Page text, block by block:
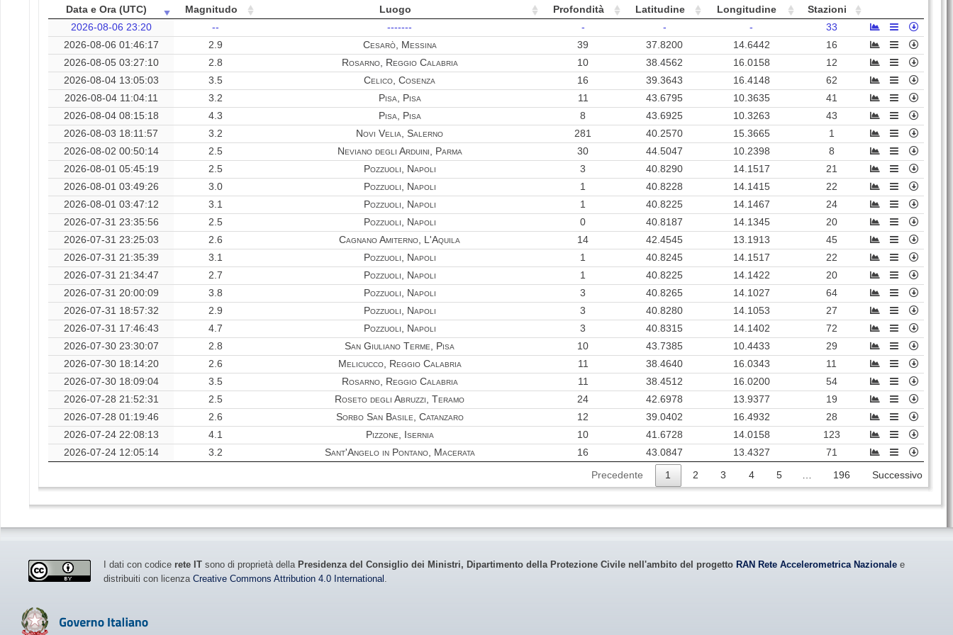
0.27 ACR 35 19127 Acri (
0.26 TGN 90 7186 Teggiano (SA)
0.26 VGG7 2758 Viggianello ( PZ)
0.24 SMR 1287 San Mauro Forte (MT )
0.23 SBR 34 74173 Corigliano-Rossano (CS)
0.23 NCH 67413 Lamezia Terme ( CZ
0.22 VGG 2758 Viggianello ( PZ)
0.20 GRM 70 1568 Grumento Nova (PZ)
0.19 MRN3 3870 Marsico Nuovo (PZ
0.18 LRS 12017 Lauria (PZ
0.18 RSN 50 74173 Corigliano-Rossano (CS)
0.18 ALD 1184 Albidona (CS )
0.18 PLC 17685 Policoro (MT)
0.18 SPS 51 4283 Spezzano della Sila (CS)
0.17 PGA 6783 Pignola (PZ
0.17 SPA 220 San Paolo Albanese ( PZ)
0.17 BRN 93 3855 Brienza (PZ)
0.16 CTN 97 85609 Catanzaro (CZ)
0.14 MLR 3631 Moliterno (PZ)
0.13 PNI 67 2031 Parenti (CS)
0.13 COR 70 1158 Colosimi (CS)
0.12 SNZ 75 2372 Sanza (SA)
Data e Ora (UTC)
Magnitudo Luogo Profondità Latitudine Longitudine
Stazioni
2026-08-06 23:20
-- ------- - - -
33
2026-08-06 01:46:17
2.9 Cesarò, Messina 39 37.8200 14.6442
16
2026-08-05 03:27:10
2.8 Rosarno, Reggio Calabria 10 38.4562 16.0158
12
2026-08-04 13:05:03
3.5 Celico, Cosenza 16 39.3643 16.4148
62
2026-08-04 11:04:11
3.2 Pisa, Pisa 11 43.6795 10.3635
41
2026-08-04 08:15:18
4.3 Pisa, Pisa 8 43.6925 10.3263
43
2026-08-03 18:11:57
3.2 Novi Velia, Salerno 281 40.2570 15.3665
1
2026-08-02 00:50:14
2.5 Neviano degli Arduini, Parma 30 44.5047 10.2398
8
2026-08-01 05:45:19
2.5 Pozzuoli, Napoli 3 40.8290 14.1517
21
2026-08-01 03:49:26
3.0 Pozzuoli, Napoli 1 40.8228 14.1415
22
2026-08-01 03:47:12
3.1 Pozzuoli, Napoli 1 40.8225 14.1467
24
2026-07-31 23:35:56
2.5 Pozzuoli, Napoli 0 40.8187 14.1345
20
2026-07-31 23:25:03
2.6 Cagnano Amiterno, L'Aquila 14 42.4545 13.1913
45
2026-07-31 21:35:39
3.1 Pozzuoli, Napoli 1 40.8245 14.1517
22
2026-07-31 21:34:47
2.7 Pozzuoli, Napoli 1 40.8225 14.1422
20
2026-07-31 20:00:09
3.8 Pozzuoli, Napoli 3 40.8265 14.1027
64
2026-07-31 18:57:32
2.9 Pozzuoli, Napoli 3 40.8280 14.1053
27
2026-07-31 17:46:43
4.7 Pozzuoli, Napoli 3 40.8315 14.1402
72
2026-07-30 23:30:07
2.8 San Giuliano Terme, Pisa 10 43.7385 10.4433
29
2026-07-30 18:14:20
2.6 Melicucco, Reggio Calabria 11 38.4640 16.0343
11
2026-07-30 18:09:04
3.5 Rosarno, Reggio Calabria 11 38.4512 16.0200
54
2026-07-28 21:52:31
2.5 Roseto degli Abruzzi, Teramo 24 42.6978 13.9377
19
2026-07-28 01:19:46
2.6 Sorbo San Basile, Catanzaro 12 39.0402 16.4932
28
2026-07-24 22:08:13
4.1 Pizzone, Isernia 10 41.6728 14.0158
123
2026-07-24 12:05:14
3.2 Sant'Angelo in Pontano, Macerata 16 43.0847 13.4327 71
Precedente 1 2 3 4 5 196 Successivo
I dati con codice rete IT sono di proprietà della Presidenza del Consiglio dei Ministri, Dipartimento della Protezione Civile nell'ambito del progetto RAN Rete Accelerometrica Nazionale e
distribuiti con licenza Creative Commons Attribution 4.0 International .